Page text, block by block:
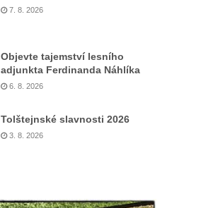
7. 8. 2026
Objevte tajemství lesního
adjunkta Ferdinanda Náhlíka
6. 8. 2026
Tolštejnské slavnosti 2026
3. 8. 2026